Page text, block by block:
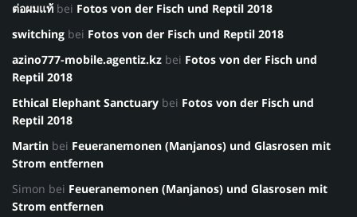
ต่อผมแท้ bei Fotos von der Fisch und Reptil 2018
switching bei Fotos von der Fisch und Reptil 2018
azino777-mobile.agentiz.kz bei Fotos von der Fisch und
Reptil 2018
Ethical Elephant Sanctuary bei Fotos von der Fisch und
Reptil 2018
Martin bei Feueranemonen (Manjanos) und Glasrosen mit
Strom entfernen
Simon bei Feueranemonen (Manjanos) und Glasrosen mit
Strom entfernen